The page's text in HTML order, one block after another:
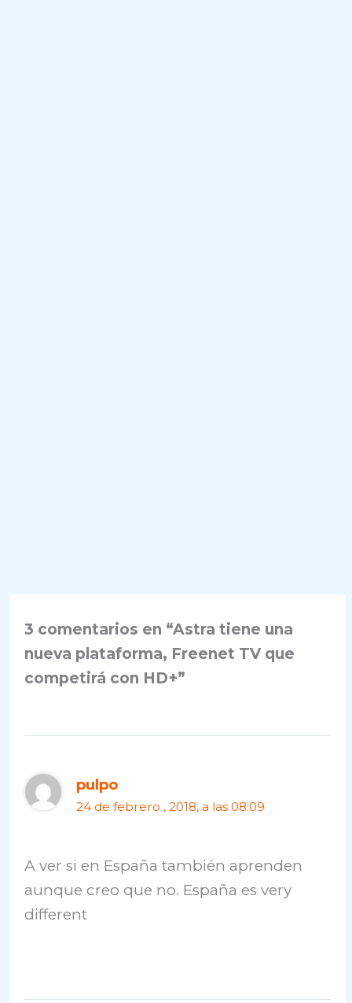
3 comentarios en “Astra tiene una
nueva plataforma, Freenet TV que
competirá con HD+”
pulpo
24 de febrero , 2018, a las 08:09
A ver si en España también aprenden
aunque creo que no. España es very
different